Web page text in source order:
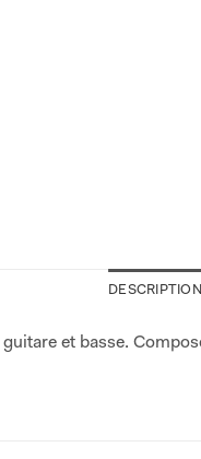
DESCRIPTION
et basse.